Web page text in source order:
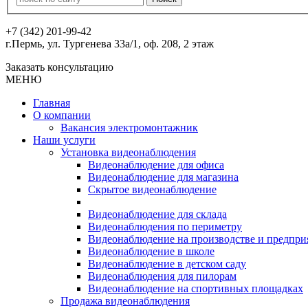
+7 (342) 201-99-42
г.Пермь, ул. Тургенева 33а/1, оф. 208, 2 этаж
Заказать консультацию
МЕНЮ
Главная
О компании
Вакансия электромонтажник
Наши услуги
Установка видеонаблюдения
Видеонаблюдение для офиса
Видеонаблюдение для магазина
Скрытое видеонаблюдение
Видеонаблюдение для склада
Видеонаблюдения по периметру
Видеонаблюдение на производстве и
Видеонаблюдение в школе
Видеонаблюдение в детском саду
Видеонаблюдения для пилорам
Видеонаблюдение на спортивных площадках
Продажа видеонаблюдения